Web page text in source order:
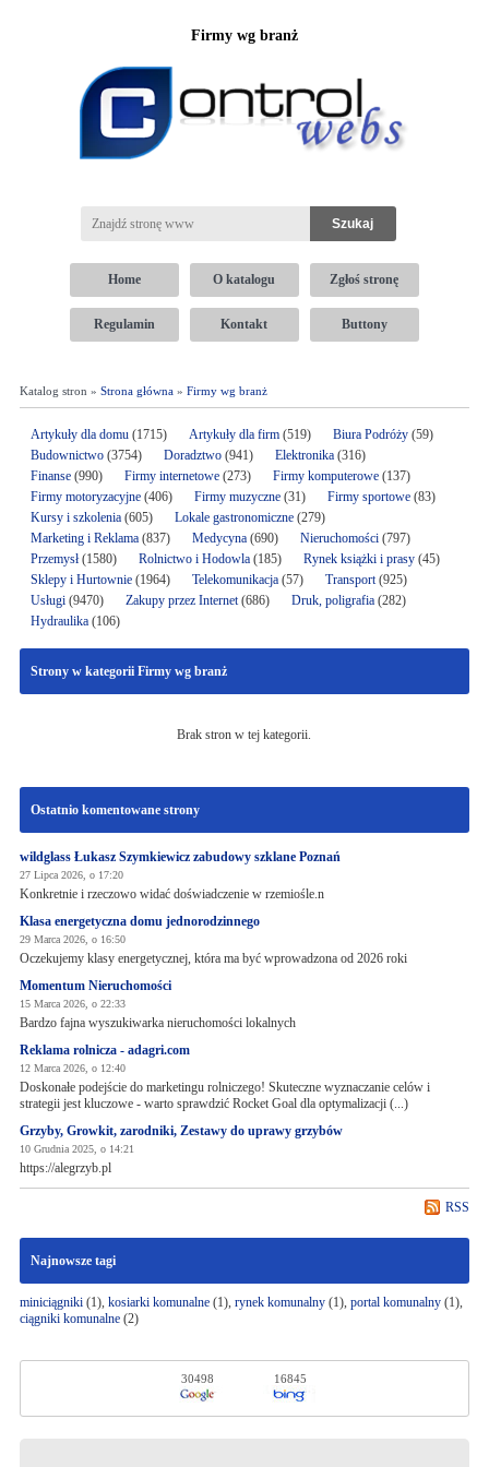
Firmy wg branż
Home O katalogu Zgłoś stronę
Regulamin Kontakt Buttony
Katalog stron » Strona główna» Firmy wg branż
Artykuły dla domu(1715) Artykuły dla firm(519) Biura Podróży(59)
Budownictwo(3754) Doradztwo(941) Elektronika (316)
Finanse(990) Firmy internetowe (273) Firmy komputerowe(137)
Firmy motoryzacyjne(406) Firmy muzyczne(31) Firmy sportowe(83)
Kursy i szkolenia(605) Lokale gastronomiczne(279)
Marketing i Reklama(837) Medycyna(690) Nieruchomości(797)
Przemysł(1580) Rolnictwo i Hodowla(185) Rynek książki i prasy(45)
Sklepy i Hurtownie(1964) Telekomunikacja(57) Transport(925)
Usługi(9470) Zakupy przez Internet(686) Druk, poligrafia(282)
Hydraulika(106)
Strony w kategorii Firmy wg branż
Brak stron w tej kategorii.
Ostatnio komentowane strony
wildglass Łukasz Szymkiewicz zabudowy szklane Poznań
27 Lipca 2026, o 17:20
Konkretnie i rzeczowo widać doświadczenie w rzemiośle.n
Klasa energetyczna domu jednorodzinnego
29 Marca 2026, o 16:50
Oczekujemy klasy energetycznej, która ma być wprowadzona od 2026 roki
Momentum Nieruchomości
15 Marca 2026, o 22:33
Bardzo fajna wyszukiwarka nieruchomości lokalnych
Reklama rolnicza - adagri.com
12 Marca 2026, o 12:40
Doskonałe podejście do marketingu rolniczego! Skuteczne wyznaczanie celów i
strategii jest kluczowe - warto sprawdzić Rocket Goal dla optymalizacji (...)
Grzyby, Growkit, zarodniki, Zestawy do uprawy grzybów
10 Grudnia 2025, o 14:21
https://alegrzyb.pl
RSS
Najnowsze tagi
miniciągniki(1), kosiarki komunalne(1), rynek komunalny(1), portal komunalny(1),
ciągniki komunalne(2)
30498 16845